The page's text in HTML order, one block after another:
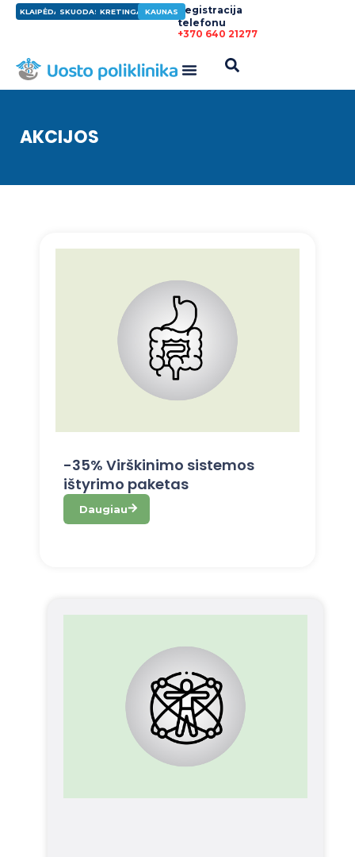
KLAIPĖDA SKUODASKRETINGA KAUNAS
Registracija
telefonu
+370 640 21277
AKCIJOS
-35% Virškinimo sistemos
ištyrimo paketas
Daugiau